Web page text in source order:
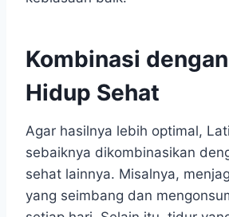
Kombinasi
Hidup Sehat
Agar hasilnya lebih optimal,
sebaiknya dikombinasikan
sehat lainnya. Misalnya,
yang seimbang dan